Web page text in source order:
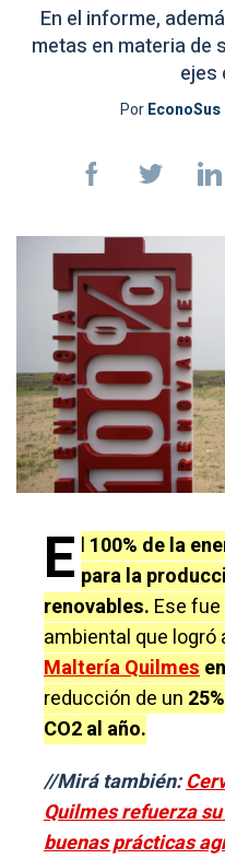
En el informe,
metas en materia de
ejes
PorEconoSus
E l 100% de la
para la
renovables. Ese
ambiental que logró
Maltería Quilmes
reducción de un
CO2 al año.
//Mirá también:
Quilmes refuerza
buenas prácticas